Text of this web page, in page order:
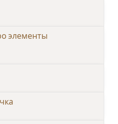
элементы